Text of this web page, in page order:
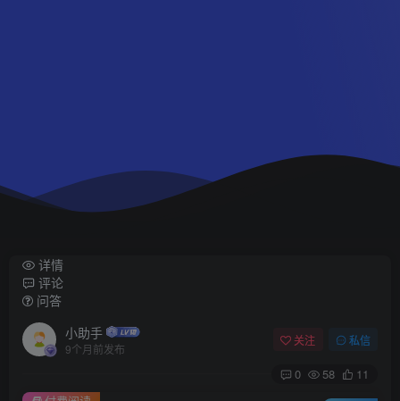
详情
评论
问答
小助手
9个月前发布
关注 私信
0 58
11